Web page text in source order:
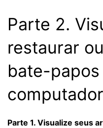
Parte 2.
restaurar
bate-
computador
Parte 1. Visualize seus